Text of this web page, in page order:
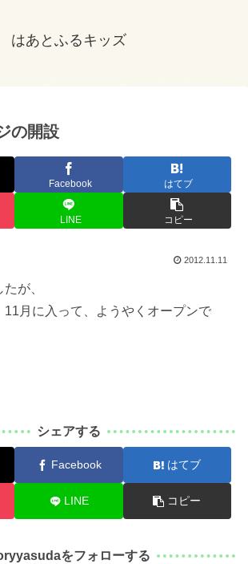
はあとふるキッズ
の開設
Facebook はてブ
LINE コピー
2012.11.11
が、
11月に入って、ようやくオープンで
シェアする
Facebook はてブ
LINE コピー
をフォローする